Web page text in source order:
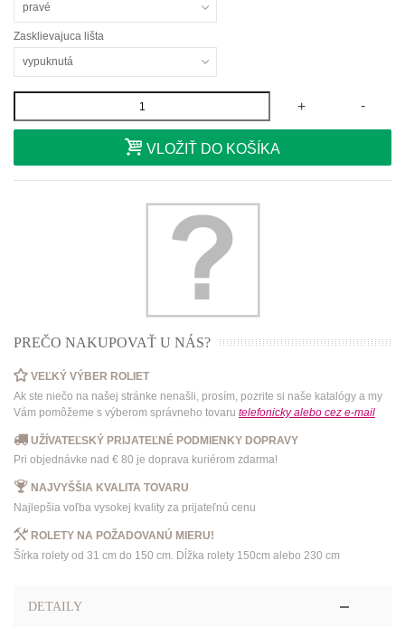
pravé
Zasklievajuca lišta
vypuknutá
-
+
VLOŽIŤ DO KOŠÍKA
PREČO NAKUPOVAŤ U NÁS?
VEĽKÝ VÝBER ROLIET
Ak ste niečo na našej stránke nenašli, prosím, pozrite si naše katalógy a my
Vám pomôžeme s výberom správneho tovaru telefonicky alebo cez e-mail
UŽÍVATEĽSKÝ PRIJATEĽNÉ PODMIENKY DOPRAVY
Pri objednávke nad € 80 je doprava kuriérom zdarma!
NAJVYŠŠIA KVALITA TOVARU
Najlepšia voľba vysokej kvality za prijateľnú cenu
ROLETY NA POŽADOVANÚ MIERU!
Šírka rolety od 31 cm do 150 cm. Dĺžka rolety 150cm alebo 230 cm
DETAILY